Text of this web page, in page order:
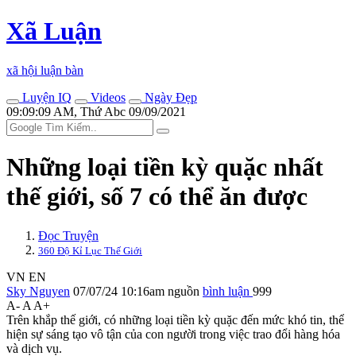
Xã Luận
xã hội luận bàn
Luyện IQ
Videos
Ngày Đẹp
09:09:09 AM, Thứ Abc 09/09/2021
Những loại tiền kỳ quặc nhất
thế giới, số 7 có thể ăn được
Đọc Truyện
360 Độ Kỉ Lục Thế Giới
VN EN
Sky Nguyen 07/07/24 10:16am nguồn bình luận 999
A- A A+
Trên khắp thế giới, có những loại tiền kỳ quặc đến mức khó tin, thể
hiện sự sáng tạo vô tận của con người trong việc trao đổi hàng hóa
và dịch vụ.